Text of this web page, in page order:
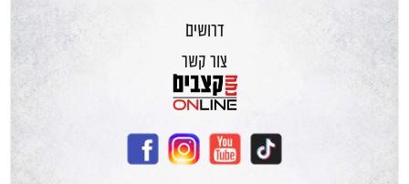
דרושים
צור קשר